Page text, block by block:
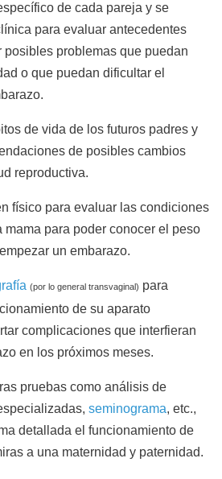
de cada pareja y se
para evaluar antecedentes
posibles problemas que puedan
o que puedan dificultar el
de vida de los futuros padres y
de posibles cambios
reproductiva.
físico para evaluar las condiciones
mama para poder conocer el peso
un embarazo.
(por lo general transvaginal) para
de su aparato
complicaciones que interfieran
en los próximos meses.
pruebas como análisis de
seminograma, etc.,
detallada el funcionamiento de
a una maternidad y paternidad.